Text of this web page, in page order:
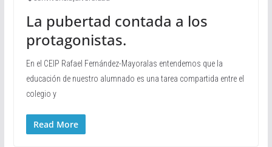
La pubertad contada a los
protagonistas.
En el CEIP Rafael Fernández-Mayoralas entendemos que la
educación de nuestro alumnado es una tarea compartida entre el
colegio y
Read More